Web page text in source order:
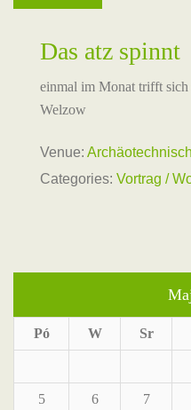
Das atz spinnt
einmal im Monat trifft
Welzow
Venue:
Categories: Vortrag /
Pó W Sr
5 6 7